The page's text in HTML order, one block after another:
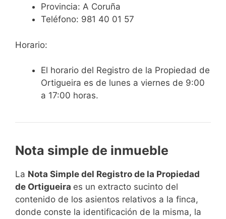
Provincia: A Coruña
Teléfono: 981 40 01 57
Horario:
El horario del Registro de la Propiedad de
Ortigueira es de lunes a viernes de 9:00
a 17:00 horas.
Nota simple de inmueble
La Nota Simple del Registro de la Propiedad
de Ortigueira es un extracto sucinto del
contenido de los asientos relativos a la finca,
donde conste la identificación de la misma, la